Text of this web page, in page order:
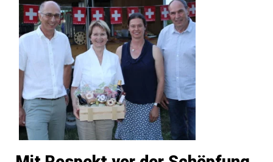
Romanshorn:
offizielle
Mitteilungen